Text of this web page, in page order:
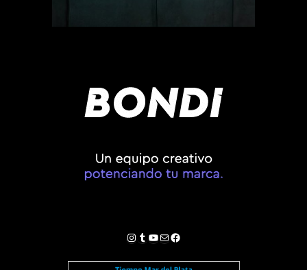
Instagram
Tumblr
YouTube
Correo electrónico
Facebook